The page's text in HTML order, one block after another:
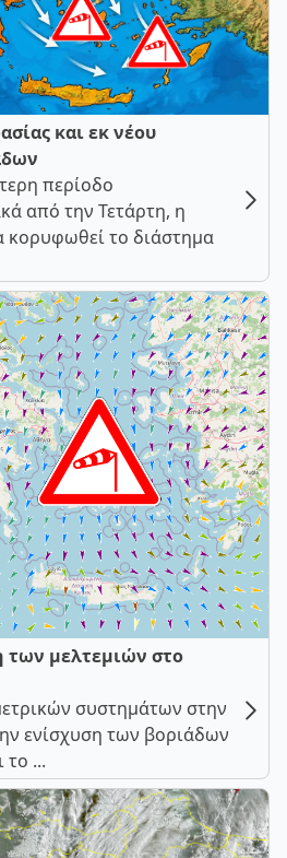
και εκ νέου
περίοδο
από την Τετάρτη, η
κορυφωθεί το διάστημα
των μελτεμιών στο
συστημάτων στην
ενίσχυση των βοριάδων
το ...